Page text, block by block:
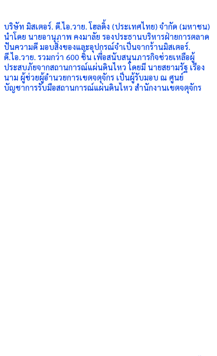
บริษัท มิสเตอร์. ดี.ไอ.วาย. โฮลดิ้ง (ประเทศไทย) จำกัด (มหาชน)
นำโดย นายอานุภาพ คงมาลัย รองประธานบริหารฝ่ายการตลาด
ปันความดี มอบสิ่งของและอุปกรณ์จำเป็นจากร้านมิสเตอร์.
ดี.ไอ.วาย. รวมกว่า 600 ชิ้น เพื่อสนับสนุนภารกิจช่วยเหลือผู้
ประสบภัยจากสถานการณ์แผ่นดินไหว โดยมี นายสยามรัฐ เรือง
นาม ผู้ช่วยผู้อำนวยการเขตจตุจักร เป็นผู้รับมอบ ณ ศูนย์
บัญชาการรับมือสถานการณ์แผ่นดินไหว สำนักงานเขตจตุจักร